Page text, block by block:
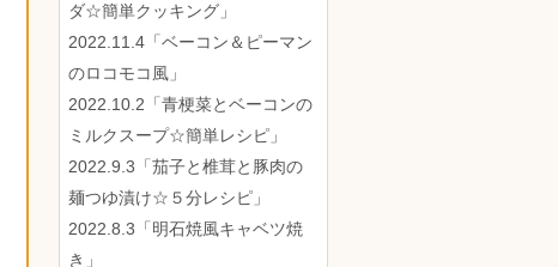
ダ☆簡単クッキング」
2022.11.4「ベーコン＆ピーマン
のロコモコ風」
2022.10.2「青梗菜とベーコンの
ミルクスープ☆簡単レシピ」
2022.9.3「茄子と椎茸と豚肉の
麺つゆ漬け☆５分レシピ」
2022.8.3「明石焼風キャベツ焼
き」